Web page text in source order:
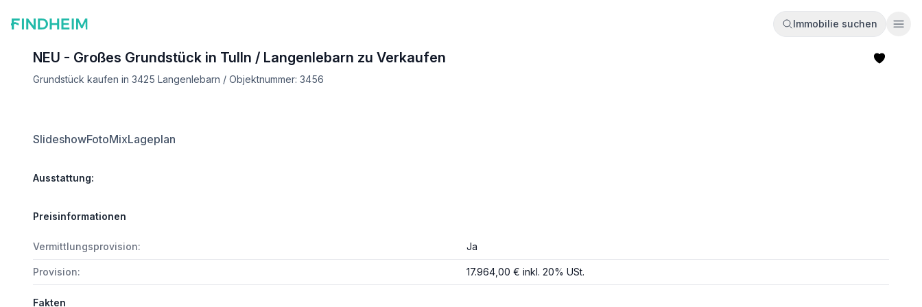
Immobilie suchen
NEU - Großes Grundstück in Tulln / Langenlebarn zu Verkaufen
Grundstück kaufen in 3425 Langenlebarn / Objektnummer: 3456
SlideshowFotoMixLageplan
Ausstattung:
Preisinformationen
Vermittlungsprovision: Ja
Provision: 17.964,00 € inkl. 20% USt.
Fakten